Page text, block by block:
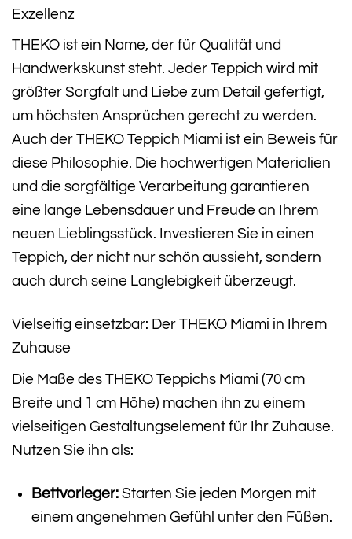
Exzellenz
THEKO ist ein Name, der für Qualität und
Handwerkskunst steht. Jeder Teppich wird mit
größter Sorgfalt und Liebe zum Detail gefertigt,
um höchsten Ansprüchen gerecht zu werden.
Auch der THEKO Teppich Miami ist ein Beweis für
diese Philosophie. Die hochwertigen Materialien
und die sorgfältige Verarbeitung garantieren
eine lange Lebensdauer und Freude an Ihrem
neuen Lieblingsstück. Investieren Sie in einen
Teppich, der nicht nur schön aussieht, sondern
auch durch seine Langlebigkeit überzeugt.
Vielseitig einsetzbar: Der THEKO Miami in Ihrem
Zuhause
Die Maße des THEKO Teppichs Miami (70 cm
Breite und 1 cm Höhe) machen ihn zu einem
vielseitigen Gestaltungselement für Ihr Zuhause.
Nutzen Sie ihn als:
Bettvorleger:Starten Sie jeden Morgen mit
einem angenehmen Gefühl unter den Füßen.